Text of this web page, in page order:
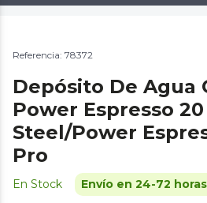
Referencia: 78372
Depósito De Agua
Power Espresso
Steel/Power
Pro
En Stock Envío en 24-72